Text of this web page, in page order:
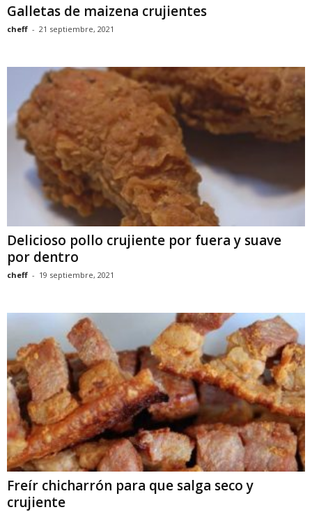
Galletas de maizena crujientes
cheff - 21 septiembre, 2021
Delicioso pollo crujiente por fuera y suave
por dentro
cheff - 19 septiembre, 2021
Freír chicharrón para que salga seco y
crujiente